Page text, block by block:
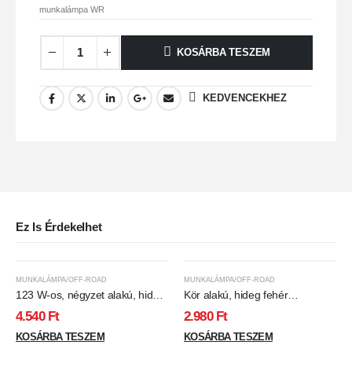
munkalámpa WR
KOSÁRBA TESZEM
KEDVENCEKHEZ
Ez Is Érdekelhet
MUNKALÁMPA/OFF-ROAD
123 W-os, négyzet alakú, hideg
fehér színhőmérsékletű
munkalámpa
4.540 Ft
KOSÁRBA TESZEM
MUNKALÁMPA/OFF-ROAD
Kör alakú, hideg fehér
színhőmérsékletű, 27 W-os,
munkalámpa WR
2.980 Ft
KOSÁRBA TESZEM